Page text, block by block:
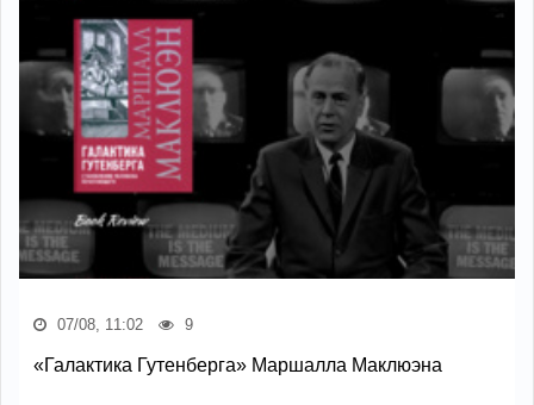
07/08, 11:02 9
«Галактика Гутенберга» Маршалла Маклюэна